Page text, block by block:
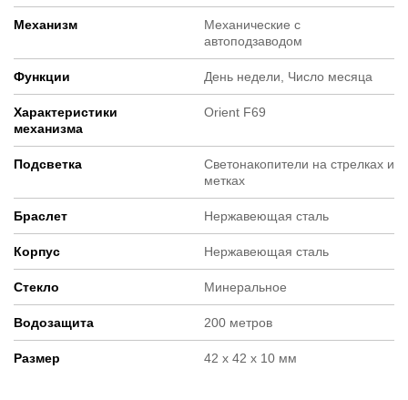
Механизм
Механические с
автоподзаводом
Функции День недели, Число месяца
Характеристики
механизма
Orient F69
Подсветка
Светонакопители на стрелках и
метках
Браслет Нержавеющая сталь
Корпус Нержавеющая сталь
Стекло Минеральное
Водозащита 200 метров
Размер 42 x 42 x 10 мм